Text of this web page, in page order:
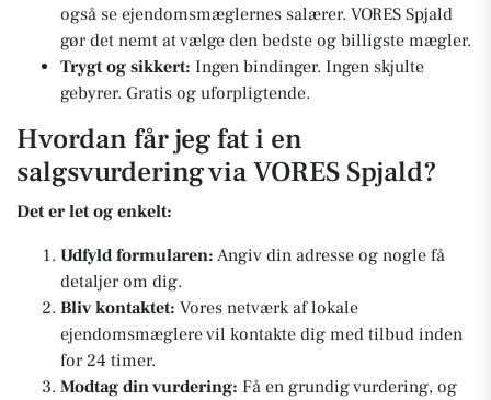
også se ejendomsmæglernes salærer. VORES Spjald
gør det nemt at vælge den bedste og billigste mægler.
Trygt og sikkert: Ingen bindinger. Ingen skjulte
gebyrer. Gratis og uforpligtende.
Hvordan får jeg fat i en
salgsvurdering via VORES Spjald?
Det er let og enkelt:
Udfyld formularen: Angiv din adresse og nogle få
detaljer om dig.
Bliv kontaktet: Vores netværk af lokale
ejendomsmæglere vil kontakte dig med tilbud inden
for 24 timer.
Modtag din vurdering: Få en grundig vurdering, og